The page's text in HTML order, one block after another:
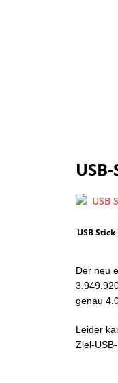
USB
Der neu
genau
Leider
Ziel-